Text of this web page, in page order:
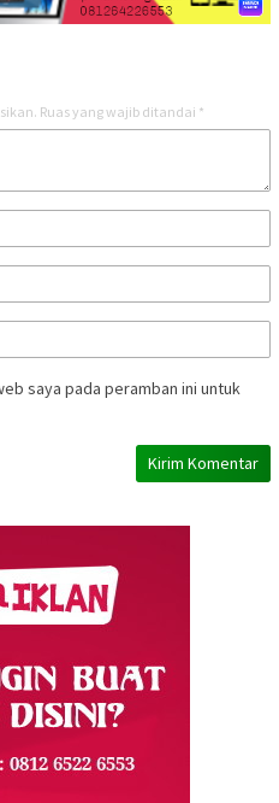
Ruas yang wajib ditandai *
saya pada peramban ini untuk